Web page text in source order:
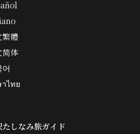
繁體
简体
어
ไทย
たしなみ旅ガイド